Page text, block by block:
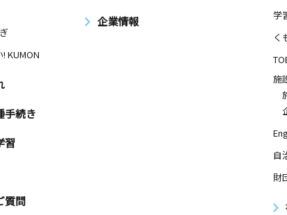
KUMON
手続き
習
質問
企業情報
学
く
施
自
財